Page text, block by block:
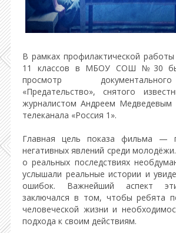
В рамках профилактической
11 классов в МБОУ СОШ №30
просмотр
«Предательство», снятого
журналистом Андреем Медведевым
телеканала «Россия 1».
Главная цель показа фильма —
негативных явлений среди
о реальных последствиях
услышали реальные истории и
ошибок. Важнейший аспект
заключался в том, чтобы ребята
человеческой жизни и
подхода к своим действиям.